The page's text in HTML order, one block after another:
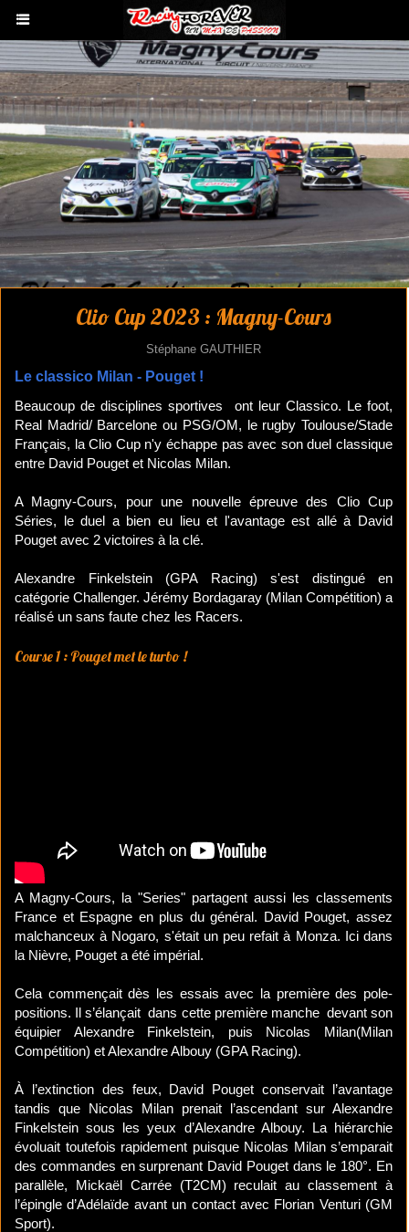
Clio Cup 2023 : Magny-Cours
Stéphane GAUTHIER
Le classico Milan - Pouget !
Beaucoup de disciplines sportives ont leur Classico. Le foot,
Real Madrid/ Barcelone ou PSG/OM, le rugby Toulouse/Stade
Français, la Clio Cup n'y échappe pas avec son duel classique
entre David Pouget et Nicolas Milan.
A Magny-Cours, pour une nouvelle épreuve des Clio Cup
Séries, le duel a bien eu lieu et l'avantage est allé à David
Pouget avec 2 victoires à la clé.
Alexandre Finkelstein (GPA Racing) s'est distingué en
catégorie Challenger. Jérémy Bordagaray (Milan Compétition) a
réalisé un sans faute chez les Racers.
Course 1 : Pouget met le turbo !
A Magny-Cours, la "Series" partagent aussi les classements
France et Espagne en plus du général. David Pouget, assez
malchanceux à Nogaro, s'était un peu refait à Monza. Ici dans
la Nièvre, Pouget a été impérial.
Cela commençait dès les essais avec la première des pole-
positions. Il s’élançait dans cette première manche devant son
équipier Alexandre Finkelstein, puis Nicolas Milan(Milan
Compétition) et Alexandre Albouy (GPA Racing).
À l’extinction des feux, David Pouget conservait l’avantage
tandis que Nicolas Milan prenait l’ascendant sur Alexandre
Finkelstein sous les yeux d’Alexandre Albouy. La hiérarchie
évoluait toutefois rapidement puisque Nicolas Milan s’emparait
des commandes en surprenant David Pouget dans le 180°. En
parallèle, Mickaël Carrée (T2CM) reculait au classement à
l’épingle d’Adélaïde avant un contact avec Florian Venturi (GM
Sport).